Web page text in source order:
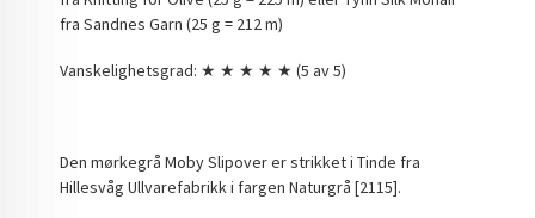
fra Sandnes Garn (25 g = 212 m)
Vanskelighetsgrad: ★ ★ ★ ★ ★ (5 av 5)
Den mørkegrå Moby Slipover er strikket i Tinde fra
Hillesvåg Ullvarefabrikk i fargen Naturgrå [2115].